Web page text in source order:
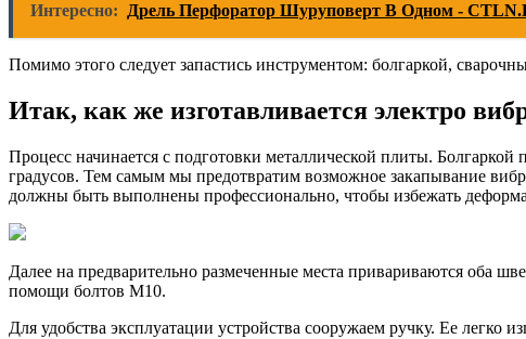
Интересно: Дрель Перфоратор Шуруповерт В Одном -
Помимо этого следует запастись инструментом: болгаркой,
Итак, как же изготавливается электро
Процесс начинается с подготовки металлической плиты.
градусов. Тем самым мы предотвратим возможное закапывание
должны быть выполнены профессионально, чтобы избежать
Далее на предварительно размеченные места привариваются оба
помощи болтов М10.
Для удобства эксплуатации устройства сооружаем ручку. Ее легко